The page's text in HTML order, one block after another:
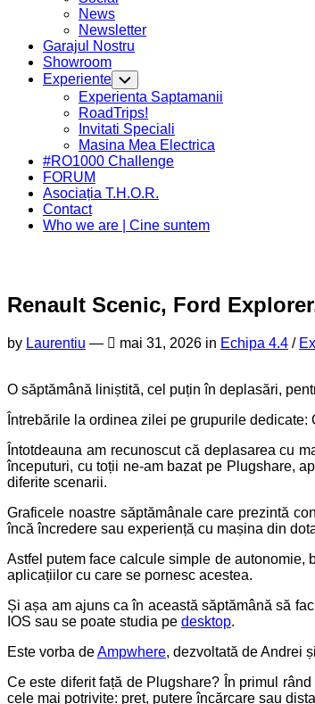
Current
Page
Parent
News
Newsletter
Current
Page
Parent
Garajul Nostru
Showroom
Experiente Toggle
Child
Menu
Current
Page
Parent
Experienta Saptamanii
RoadTrips!
Invitati Speciali
Masina Mea Electrica
#RO1000 Challenge
FORUM
Asociația T.H.O.R.
Contact
Who we are | Cine suntem
Renault Scenic, Ford
by Laurentiu — mai 31, 2026 in Echipa 4.4 /
O săptămână liniștită, cel puțin în deplasări,
Întrebările la ordinea zilei pe grupurile
Întotdeauna am recunoscut că deplasarea cu
începuturi, cu toții ne-am bazat pe Plugshare,
diferite scenarii.
Graficele noastre săptămânale care prezintă
încă încredere sau experiență cu mașina din
Astfel putem face calcule simple de autonomie,
aplicațiilor cu care se pornesc acestea.
Și așa am ajuns ca în această săptămână să
IOS sau se poate studia pe desktop.
Este vorba deAmpwhere, dezvoltată de Andrei
Ce este diferit față de Plugshare? În primul
cele mai potrivite: preț, putere încărcare sau